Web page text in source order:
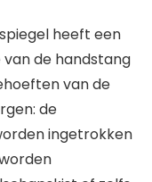
heeft een
de handstang
van de
de
ingetrokken